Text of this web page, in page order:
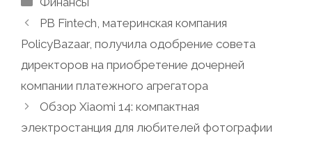
PB Fintech, материнская компания
PolicyBazaar, получила одобрение совета
директоров на приобретение дочерней
компании платежного агрегатора
Обзор Xiaomi 14: компактная
электростанция для любителей фотографии